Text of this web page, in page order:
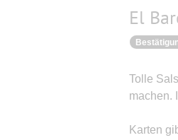
El
Tolle
machen.
Karten